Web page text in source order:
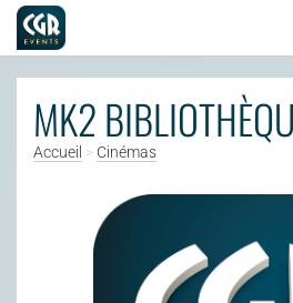
MK2
Accueil > Cinémas